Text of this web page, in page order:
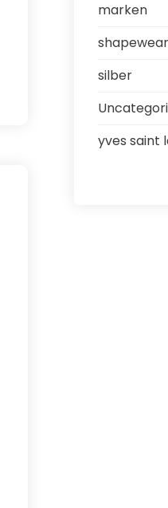
marken
silber
yves saint